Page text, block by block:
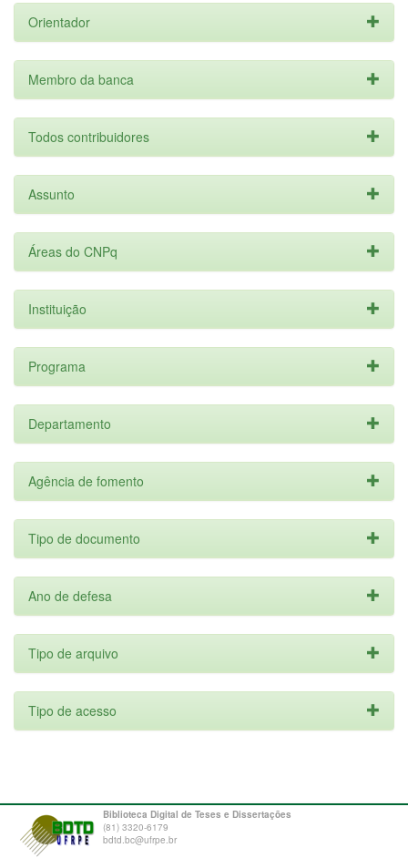
Orientador
Membro da banca
Todos contribuidores
Assunto
Áreas do CNPq
Instituição
Programa
Departamento
Agência de fomento
Tipo de documento
Ano de defesa
Tipo de arquivo
Tipo de acesso
Biblioteca Digital de Teses e Dissertações
(81) 3320-6179
bdtd.bc@ufrpe.br